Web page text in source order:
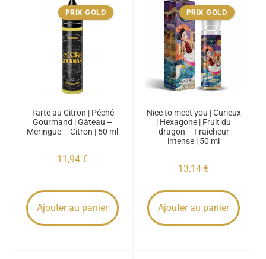
PRIX GOLD
Tarte au Citron | Péché
Gourmand | Gâteau –
Meringue – Citron | 50 ml
11,94 €
Ajouter au panier
PRIX GOLD
Nice to meet you | Curieux
| Hexagone | Fruit du
dragon – Fraicheur
intense | 50 ml
13,14 €
Ajouter au panier